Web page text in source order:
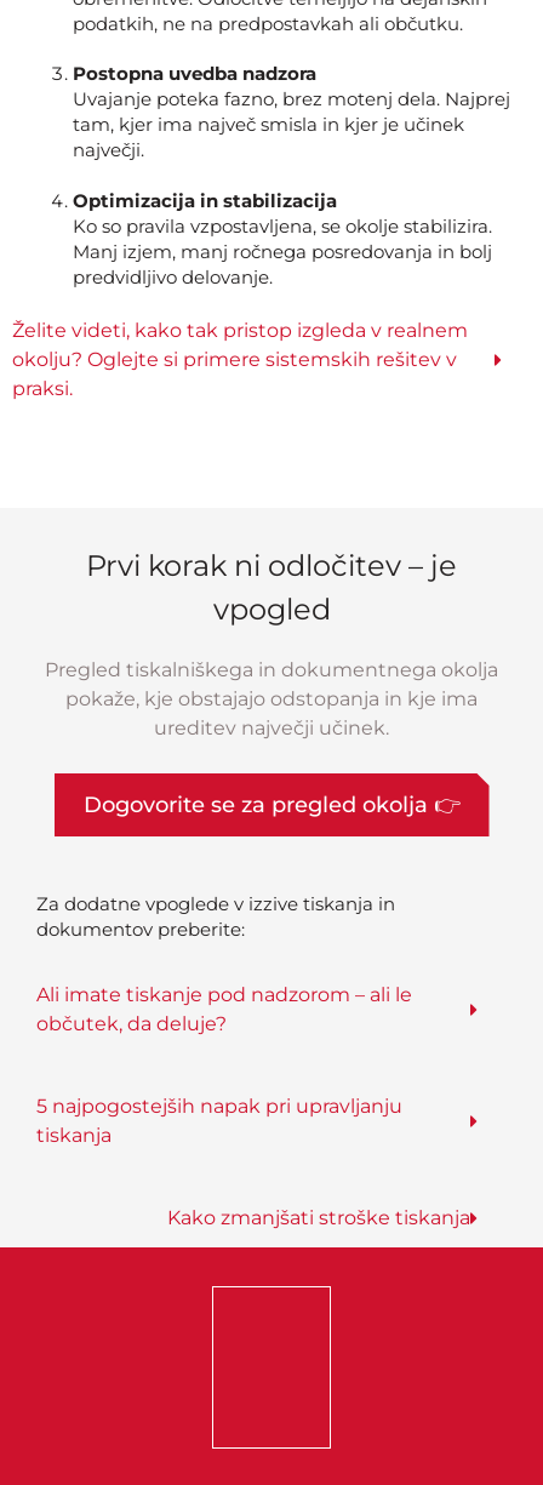
podatkih, ne na predpostavkah ali občutku.
Postopna uvedba nadzora
Uvajanje poteka fazno, brez motenj dela. Najprej
tam, kjer ima največ smisla in kjer je učinek
največji.
Optimizacija in stabilizacija
Ko so pravila vzpostavljena, se okolje stabilizira.
Manj izjem, manj ročnega posredovanja in bolj
predvidljivo delovanje.
Želite videti, kako tak pristop izgleda v realnem
okolju? Oglejte si primere sistemskih rešitev v
praksi.
Prvi korak ni odločitev – je
vpogled
Pregled tiskalniškega in dokumentnega okolja
pokaže, kje obstajajo odstopanja in kje ima
ureditev največji učinek.
Dogovorite se za pregled okolja 👉
Za dodatne vpoglede v izzive tiskanja in
dokumentov preberite:
Ali imate tiskanje pod nadzorom – ali le
občutek, da deluje?
5 najpogostejših napak pri upravljanju
tiskanja
Kako zmanjšati stroške tiskanja